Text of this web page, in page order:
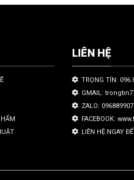
LIÊN HỆ
TRỌNG TÍN:
GMAIL:
ZALO:
FACEBOOK:
LIÊN HỆ NGAY